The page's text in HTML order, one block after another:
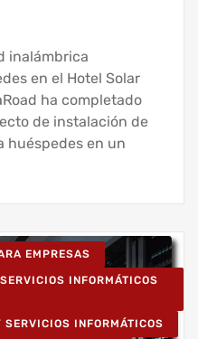
inalámbrica
en el Hotel Solar
ha completado
de instalación de
huéspedes en un
EMPRESAS
INFORMÁTICOS
INFORMÁTICOS